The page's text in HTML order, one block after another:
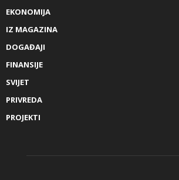
EKONOMIJA
IZ MAGAZINA
DOGAĐAJI
FINANSIJE
SVIJET
PRIVREDA
PROJEKTI